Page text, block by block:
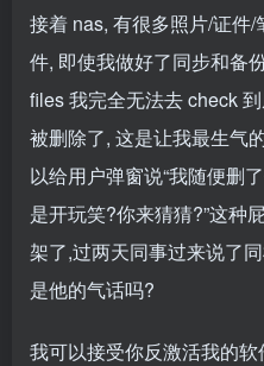
接着 nas, 有很多照片/证件
件, 即使我做好了同步和备
files 我完全无法去 check
被删除了, 这是让我最生气
以给用户弹窗说“我随便删
是开玩笑?你来猜猜?”这种
架了,过两天同事过来说了
是他的气话吗?
我可以接受你反激活我的